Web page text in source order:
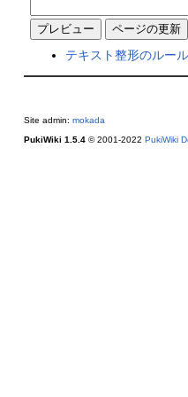
テキスト整形のルー
Site admin: mokada
PukiWiki 1.5.4© 2001-2022 PukiWiki